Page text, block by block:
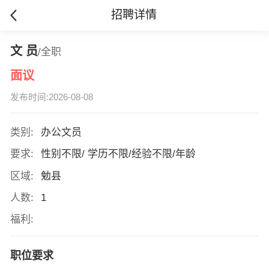
招聘详情
文 员/全职
面议
发布时间:2026-08-08
类别:
办公文员
要求:
性别不限/ 学历不限/经验不限/年龄
区域:
勉县
人数:
1
福利:
职位要求